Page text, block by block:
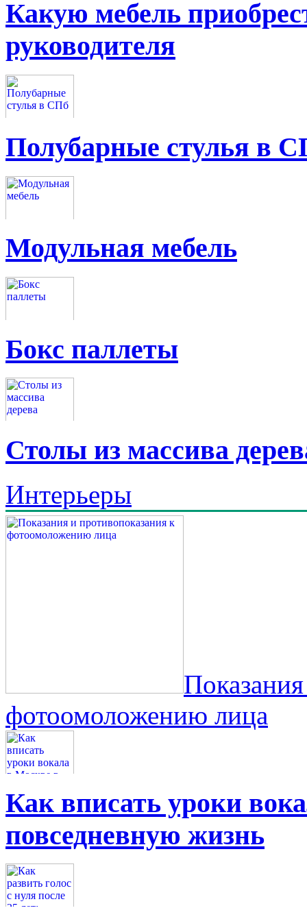
Какую мебель
руководителя
Полубарные стулья в
Модульная мебель
Бокс паллеты
Столы из массива
Интерьеры
фотоомоложению лица
Как вписать уроки
повседневную жизнь